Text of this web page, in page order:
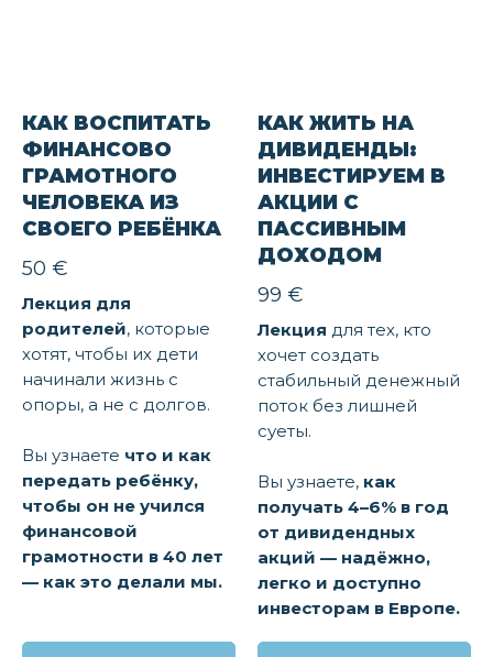
КАК ВОСПИТАТЬ
ФИНАНСОВО
ГРАМОТНОГО
ЧЕЛОВЕКА ИЗ
СВОЕГО РЕБЁНКА
50 €
Лекция для
родителей, которые
хотят, чтобы их дети
начинали жизнь с
опоры, а не с долгов.
Вы узнаете что и как
передать ребёнку,
чтобы он не учился
финансовой
грамотности в 40 лет
— как это делали мы.
КАК ЖИТЬ НА
ДИВИДЕНДЫ:
ИНВЕСТИРУЕМ В
АКЦИИ С
ПАССИВНЫМ
ДОХОДОМ
99 €
Лекция для тех, кто
хочет создать
стабильный денежный
поток без лишней
суеты.
Вы узнаете, как
получать 4–6% в год
от дивидендных
акций — надёжно,
легко и доступно
инвесторам в Европе.